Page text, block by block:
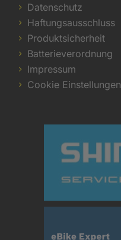
Datenschutz
Haftungsausschluss
Produktsicherheit
Batterieverordnung
Impressum
Cookie Einstellungen